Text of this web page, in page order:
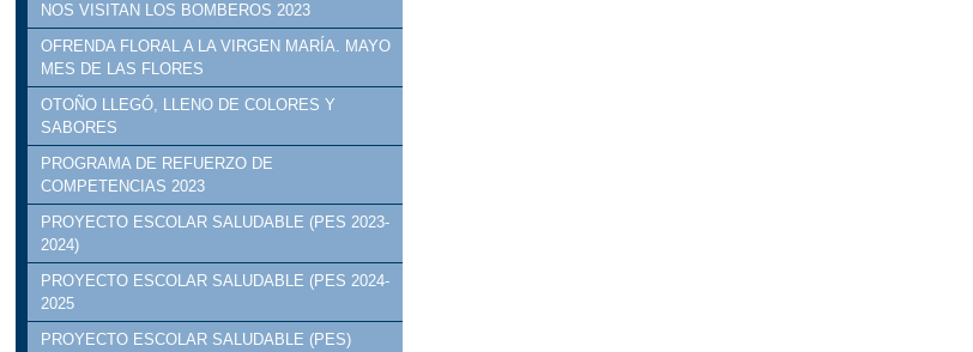
NOS VISITAN LOS BOMBEROS 2023
OFRENDA FLORAL A LA VIRGEN MARÍA. MAYO
MES DE LAS FLORES
OTOÑO LLEGÓ, LLENO DE COLORES Y
SABORES
PROGRAMA DE REFUERZO DE
COMPETENCIAS 2023
PROYECTO ESCOLAR SALUDABLE (PES 2023-
2024)
PROYECTO ESCOLAR SALUDABLE (PES 2024-
2025
PROYECTO ESCOLAR SALUDABLE (PES)